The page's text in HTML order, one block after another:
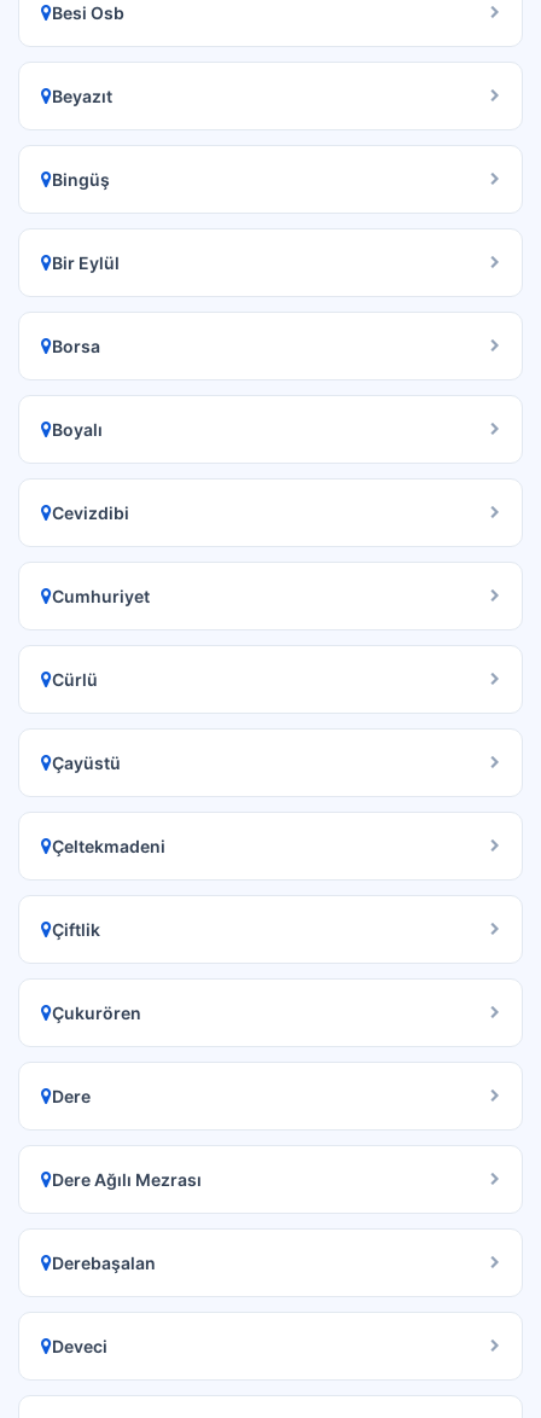
Besi Osb
Beyazıt
Bingüş
Bir Eylül
Borsa
Boyalı
Cevizdibi
Cumhuriyet
Cürlü
Çayüstü
Çeltekmadeni
Çiftlik
Çukurören
Dere
Dere Ağılı Mezrası
Derebaşalan
Deveci